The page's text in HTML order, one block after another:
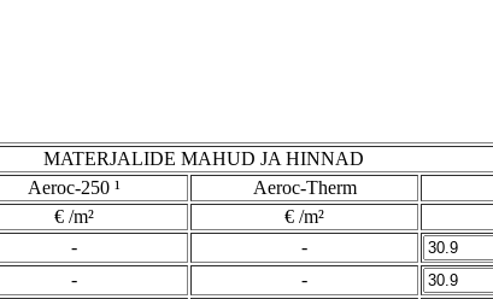
MATERJALIDE MAHUD JA HINNAD
Aeroc-250 ¹ Aeroc-Therm
€ /m² € /m²
-
-
-
-